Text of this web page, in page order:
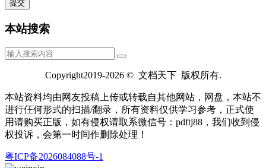
本站搜索
Copyright2019-2026 © 文档天下 版权所有.
本站资料均由网友投稿上传或转载自其他网站，网盘，本站不
进行仼何形式的扫描/翻录，所有资料仅供学习参考，正式使
用请购买正版，如有侵权请取系微信号：pdftj88，我们收到侵
权投诉，会第一时间作删除处理！
粤ICP备2026084088号-1